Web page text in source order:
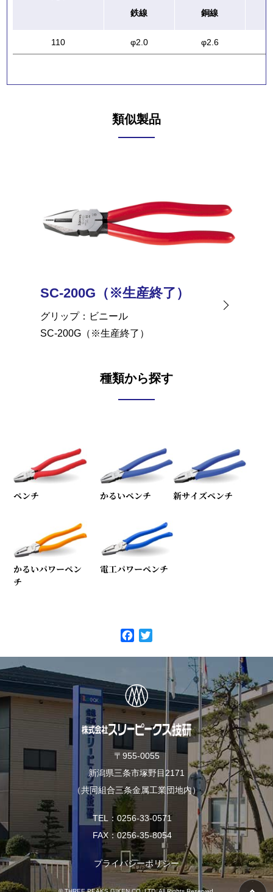
鉄線
銅線
110 φ2.0 φ2.6
類似製品
SC-200G（※生産終了）
グリップ
ビニール
SC-200G（※生産終了）
種類から探す
ペンチ かるいペンチ 新サイズペンチ
かるいパワーペン
チ
電工パワーペンチ
b
o
k
t
e
〒955-0055
新潟県三条市塚野目2171
（共同組合三条金属工業団地内）
TEL
0256-33-0571
FAX
0256-35-8054
プライバシーポリシー